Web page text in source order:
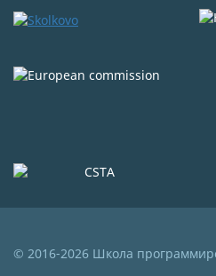
© 2016-2026 Школа